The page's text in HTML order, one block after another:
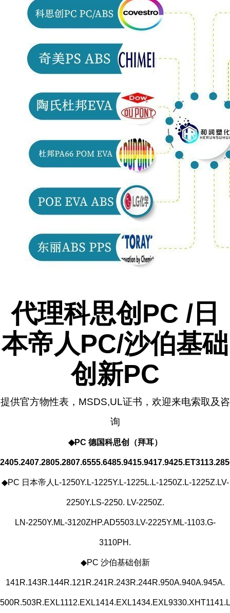
代理科思创PC /日
本帝人PC/沙伯基础
创新PC
提供官方物性表，MSDS,UL证书， 欢迎来电索取及咨
询
◆PC 德国科思创（拜耳）
◆PC 日本帝人L-1250Y.L-1225Y.L-1225L.L-1250Z.L-1225Z.LV-
2250Y.LS-2250. LV-2250Z.
LN-2250Y.ML-3120ZHP.AD5503.LV-2225Y.ML-1103.G-
3110PH.
◆PC 沙伯基础创新
141R.143R.144R.121R.241R.243R.244R.950A.940A.945A.